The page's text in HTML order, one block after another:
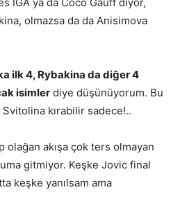
olmazsa da da Anisimova
ilk 4, Rybakina da diğer 4
isimler diye düşünüyorum. Bu
kırabilir sadece!..
olağan akışa çok ters olmayan
gitmiyor. Keşke Jovic final
keşke yanılsam ama